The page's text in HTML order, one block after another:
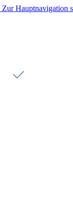
Zur Hauptnavigation